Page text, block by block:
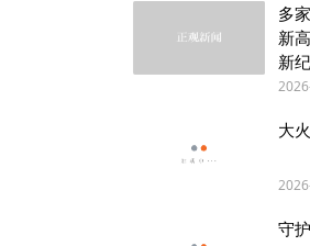
4.浙江某科技股份
相关数据被窃取。
为允许匿名访问，
洞，导致涉事系统
护义务，涉事系统
窃取后果，违反《
法律法规规定。属
多
新
新
大
守